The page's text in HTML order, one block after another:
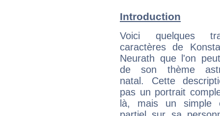
Introduction
Voici quelques
caractères de
Neurath que l'on
de son thème
natal. Cette
pas un portrait
là, mais un simple